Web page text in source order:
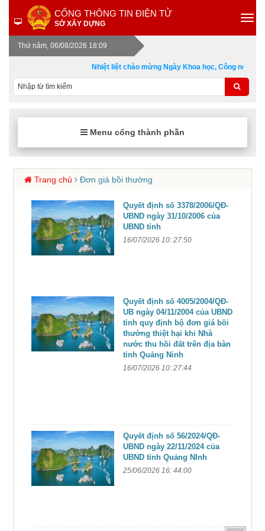
CỔNG THÔNG TIN ĐIỆN TỬ
SỞ XÂY DỰNG
Thứ năm, 06/08/2026 18:09
Nhiệt liệt chào mừng Ngày Khoa học, Công nghệ
Menu cổng thành phần
Trang chủ Đơn giá bồi thường
Quyết định số 3378/2006/QĐ-
UBND ngày 31/10/2006 của
UBND tỉnh
16/07/2026 10: 27:50
Quyết định số 4005/2004/QĐ-
UB ngày 04/11/2004 của UBND
tỉnh quy định bộ đơn giá bồi
thường thiệt hại khi Nhà
nước thu hồi đất trên địa bàn
tỉnh Quảng Ninh
16/07/2026 10: 27:44
Quyết định số 56/2024/QĐ-
UBND ngày 22/11/2024 của
UBND tỉnh Quảng NInh
25/06/2026 16: 44:00